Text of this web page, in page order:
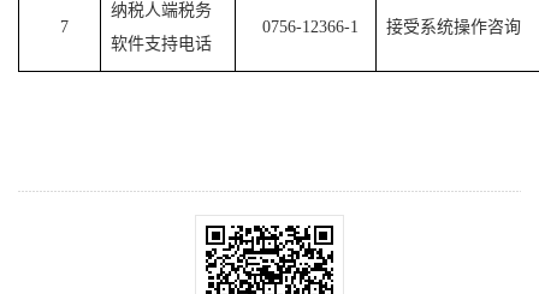
7
纳税人端税务
软件支持电话
0756-12366-1 接受系统操作咨询